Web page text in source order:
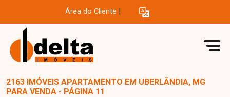
Área do Cliente
2163 IMÓVEIS APARTAMENTO EM UBERLÂNDIA, MG
PARA VENDA - PÁGINA 11